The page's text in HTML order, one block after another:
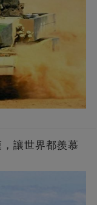
讓世界都羨慕